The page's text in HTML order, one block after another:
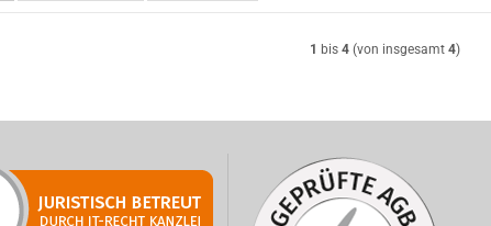
1 bis 4 (von insgesamt 4)